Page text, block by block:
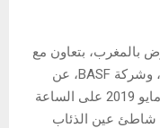
بالمغرب، بتعاون مع
كتابة الدولة المكلفة بالتنمية المستدامة، وشركة BASF، عن
تنظيم حملة تحسيسية، اليوم السبت 25مايو 2019 على الساعة
شاطئ عين الذئاب